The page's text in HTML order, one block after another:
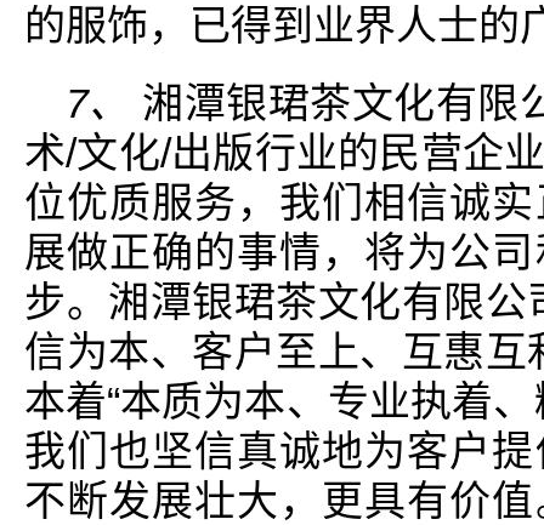
的服饰，已得到业界人士的
7、
湘潭银珺茶文化有限
术/文化/出版行业的民营企
位优质服务，我们相信诚
展做正确的事情，将为公
步。湘潭银珺茶文化有限
信为本、客户至上、互惠互
本着“本质为本、专业执着
我们也坚信真诚地为客户
不断发展壮大，更具有价